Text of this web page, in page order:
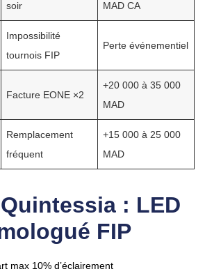
soir
MAD CA
Impossibilité
tournois FIP
Perte événementiel
Facture EONE ×2
+20 000 à 35 000
MAD
Remplacement
fréquent
+15 000 à 25 000
MAD
: LED
FIP
max 10% d’éclairement